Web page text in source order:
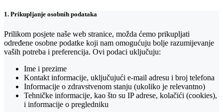
1. Prikupljanje osobnih podataka
Prilikom posjete naše web stranice, možda ćemo prikupljati
određene osobne podatke koji nam omogućuju bolje razumijevanje
vaših potreba i preferencija. Ovi podaci uključuju:
Ime i prezime
Kontakt informacije, uključujući e-mail adresu i broj telefona
Informacije o zdravstvenom stanju (ukoliko je relevantno)
Tehničke informacije, kao što su IP adrese, kolačići (cookies),
i informacije o pregledniku